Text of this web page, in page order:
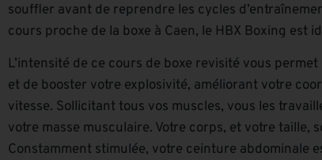
souffler avant de reprendre les cycles
cours proche de la boxe à Caen, le HBX Boxing est
L’intensité de ce cours de boxe revisité vous
et de booster votre explosivité, améliorant votre
vitesse. Sollicitant tous vos muscles, vous les
votre masse musculaire. Votre corps, et votre taille,
Constamment stimulée, votre ceinture abdominale